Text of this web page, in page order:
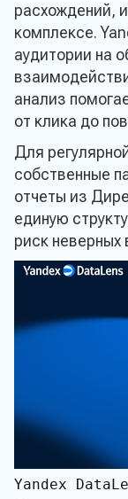
расхождений,
комплексе.
аудитории на
анализ
от клика до
Для
собственные
отчеты из
единую
риск неверных
Yandex